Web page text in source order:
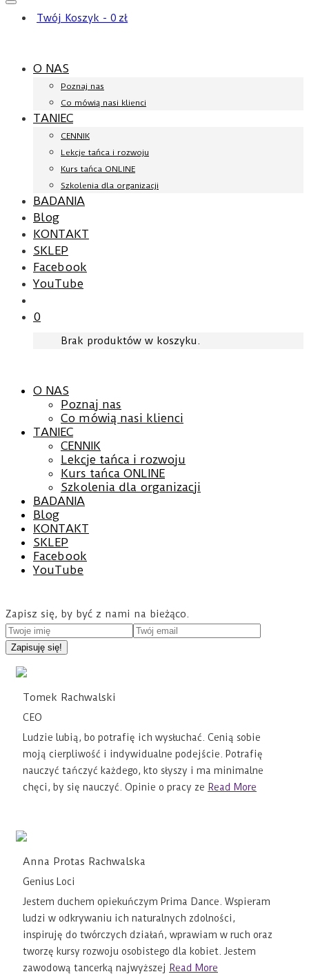
Twój Koszyk - 0 zł
O NAS
Poznaj nas
Co mówią nasi klienci
TANIEC
CENNIK
Lekcje tańca i rozwoju
Kurs tańca ONLINE
Szkolenia dla organizacji
BADANIA
Blog
KONTAKT
SKLEP
Facebook
YouTube
0
Brak produktów w koszyku.
O NAS
Poznaj nas
Co mówią nasi klienci
TANIEC
CENNIK
Lekcje tańca i rozwoju
Kurs tańca ONLINE
Szkolenia dla organizacji
BADANIA
Blog
KONTAKT
SKLEP
Facebook
YouTube
Zapisz się, by być z nami na bieżąco.
Tomek Rachwalski
CEO
Ludzie lubią, bo potrafię ich wysłuchać. Cenią sobie
moją cierpliwość i indywidualne podejście. Potrafię
nauczyć tańczyć każdego, kto słyszy i ma minimalne
chęci, by się nauczyć. Opinie o pracy ze Read More
Anna Protas Rachwalska
Genius Loci
Jestem duchem opiekuńczym Prima Dance. Wspieram
ludzi w odkrywaniu ich naturalnych zdolności,
inspiruję do twórczych działań, wprawiam w ruch oraz
tworzę kursy rozwoju osobistego dla kobiet. Jestem
zawodową tancerką najwyższej Read More